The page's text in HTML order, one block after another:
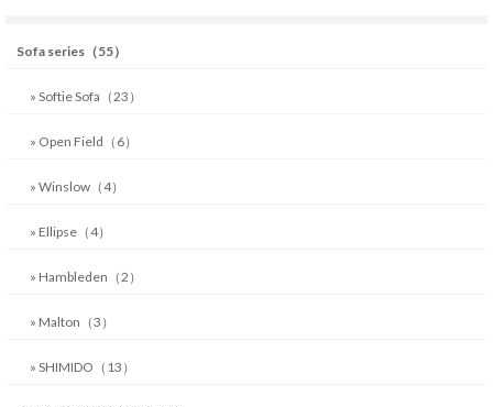
Sofa series（55）
» Softie Sofa（23）
» Open Field（6）
» Winslow（4）
» Ellipse（4）
» Hambleden（2）
» Malton（3）
» SHIMIDO（13）